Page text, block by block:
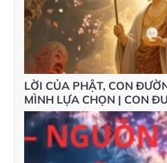
LỜI CỦA PHẬT, CON
MÌNH LỰA CHỌN | CON